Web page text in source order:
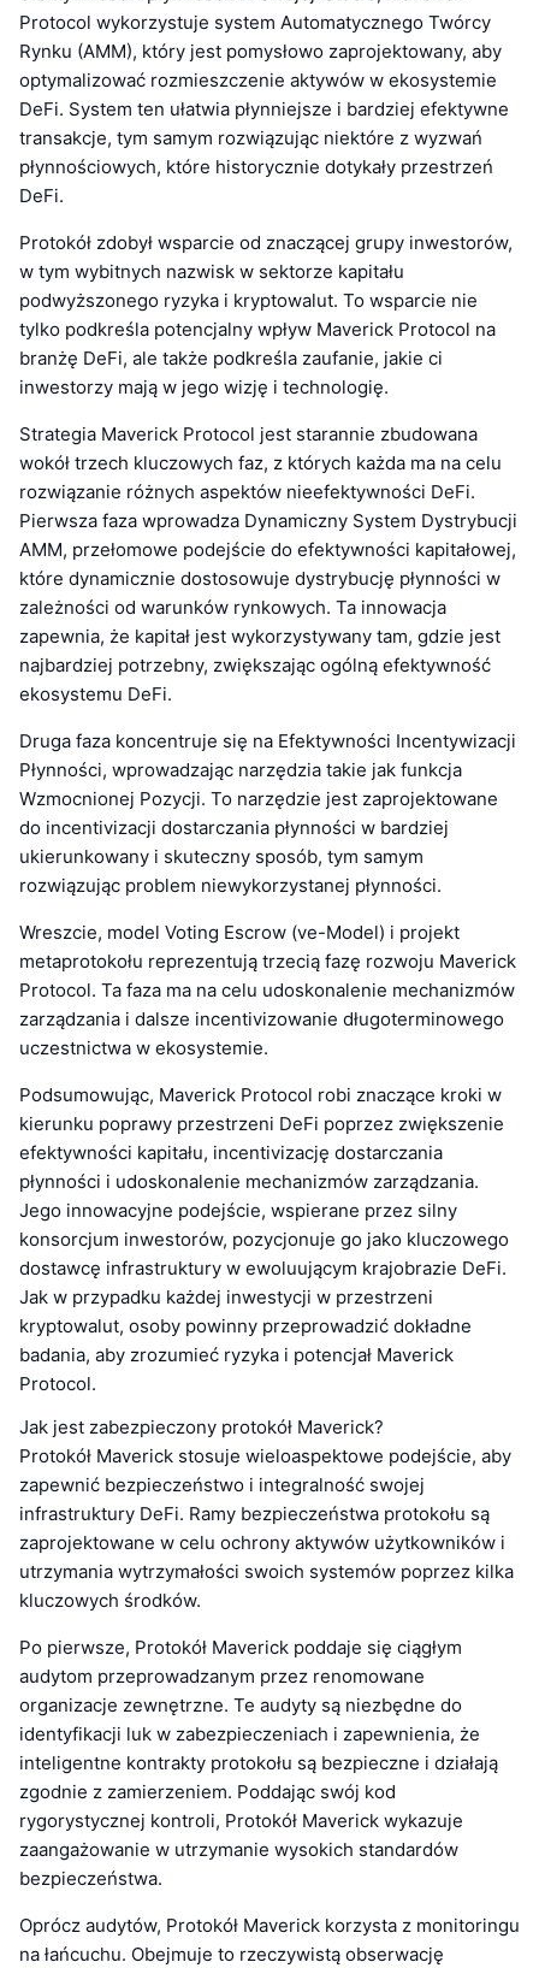
Protocol wykorzystuje system Automatycznego Twórcy
Rynku (AMM), który jest pomysłowo zaprojektowany, aby
optymalizować rozmieszczenie aktywów w ekosystemie
DeFi. System ten ułatwia płynniejsze i bardziej efektywne
transakcje, tym samym rozwiązując niektóre z wyzwań
płynnościowych, które historycznie dotykały przestrzeń
DeFi.
Protokół zdobył wsparcie od znaczącej grupy inwestorów,
w tym wybitnych nazwisk w sektorze kapitału
podwyższonego ryzyka i kryptowalut. To wsparcie nie
tylko podkreśla potencjalny wpływ Maverick Protocol na
branżę DeFi, ale także podkreśla zaufanie, jakie ci
inwestorzy mają w jego wizję i technologię.
Strategia Maverick Protocol jest starannie zbudowana
wokół trzech kluczowych faz, z których każda ma na celu
rozwiązanie różnych aspektów nieefektywności DeFi.
Pierwsza faza wprowadza Dynamiczny System Dystrybucji
AMM, przełomowe podejście do efektywności kapitałowej,
które dynamicznie dostosowuje dystrybucję płynności w
zależności od warunków rynkowych. Ta innowacja
zapewnia, że kapitał jest wykorzystywany tam, gdzie jest
najbardziej potrzebny, zwiększając ogólną efektywność
ekosystemu DeFi.
Druga faza koncentruje się na Efektywności Incentywizacji
Płynności, wprowadzając narzędzia takie jak funkcja
Wzmocnionej Pozycji. To narzędzie jest zaprojektowane
do incentivizacji dostarczania płynności w bardziej
ukierunkowany i skuteczny sposób, tym samym
rozwiązując problem niewykorzystanej płynności.
Wreszcie, model Voting Escrow (ve-Model) i projekt
metaprotokołu reprezentują trzecią fazę rozwoju Maverick
Protocol. Ta faza ma na celu udoskonalenie mechanizmów
zarządzania i dalsze incentivizowanie długoterminowego
uczestnictwa w ekosystemie.
Podsumowując, Maverick Protocol robi znaczące kroki w
kierunku poprawy przestrzeni DeFi poprzez zwiększenie
efektywności kapitału, incentivizację dostarczania
płynności i udoskonalenie mechanizmów zarządzania.
Jego innowacyjne podejście, wspierane przez silny
konsorcjum inwestorów, pozycjonuje go jako kluczowego
dostawcę infrastruktury w ewoluującym krajobrazie DeFi.
Jak w przypadku każdej inwestycji w przestrzeni
kryptowalut, osoby powinny przeprowadzić dokładne
badania, aby zrozumieć ryzyka i potencjał Maverick
Protocol.
Jak jest zabezpieczony protokół Maverick?
Protokół Maverick stosuje wieloaspektowe podejście, aby
zapewnić bezpieczeństwo i integralność swojej
infrastruktury DeFi. Ramy bezpieczeństwa protokołu są
zaprojektowane w celu ochrony aktywów użytkowników i
utrzymania wytrzymałości swoich systemów poprzez kilka
kluczowych środków.
Po pierwsze, Protokół Maverick poddaje się ciągłym
audytom przeprowadzanym przez renomowane
organizacje zewnętrzne. Te audyty są niezbędne do
identyfikacji luk w zabezpieczeniach i zapewnienia, że
inteligentne kontrakty protokołu są bezpieczne i działają
zgodnie z zamierzeniem. Poddając swój kod
rygorystycznej kontroli, Protokół Maverick wykazuje
zaangażowanie w utrzymanie wysokich standardów
bezpieczeństwa.
Oprócz audytów, Protokół Maverick korzysta z monitoringu
na łańcuchu. Obejmuje to rzeczywistą obserwację